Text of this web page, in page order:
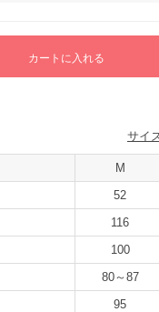
カートに入れる
サイ
M
52
116
100
80～87
95